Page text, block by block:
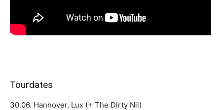
Tourdates
30.06. Hannover, Lux (+ The Dirty Nil)